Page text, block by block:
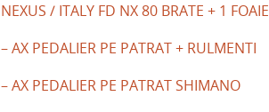
NEXUS / ITALY FD NX 80 BRATE + 1
– AX PEDALIER PE PATRAT + RULMENTI
– AX PEDALIER PE PATRAT SHIMANO